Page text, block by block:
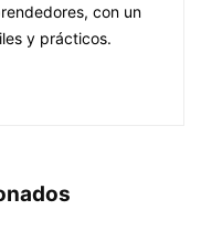
con un
y prácticos.